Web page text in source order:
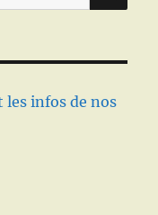
infos de nos